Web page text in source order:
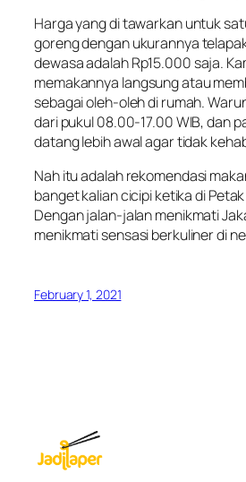
Harga yang di tawarkan untuk
goreng dengan ukurannya
dewasa adalah Rp15.000 saja.
memakannya langsung atau
sebagai oleh-oleh di rumah.
dari pukul 08.00-17.00 WIB, dan
datang lebih awal agar tidak
Nah itu adalah rekomendasi
banget kalian cicipi ketika di
Dengan jalan-jalan menikmati
menikmati sensasi berkuliner di
February 1, 2021